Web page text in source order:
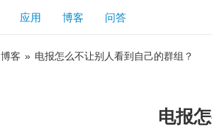
应用 博客 问答
博客 » 电报怎么不让别人看到自己的群组？
电报